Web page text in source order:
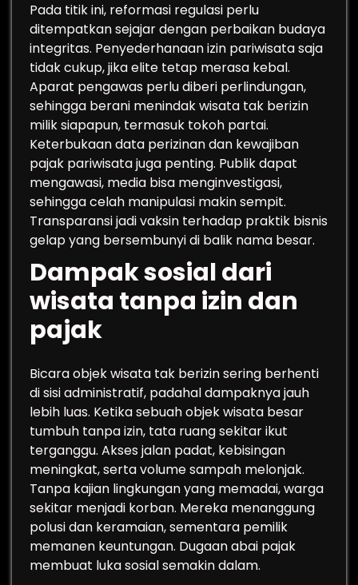
Pada titik ini, reformasi regulasi perlu
ditempatkan sejajar dengan perbaikan budaya
integritas. Penyederhanaan izin pariwisata saja
tidak cukup, jika elite tetap merasa kebal.
Aparat pengawas perlu diberi perlindungan,
sehingga berani menindak wisata tak berizin
milik siapapun, termasuk tokoh partai.
Keterbukaan data perizinan dan kewajiban
pajak pariwisata juga penting. Publik dapat
mengawasi, media bisa menginvestigasi,
sehingga celah manipulasi makin sempit.
Transparansi jadi vaksin terhadap praktik bisnis
gelap yang bersembunyi di balik nama besar.
Dampak sosial dari
wisata tanpa izin dan
pajak
Bicara objek wisata tak berizin sering berhenti
di sisi administratif, padahal dampaknya jauh
lebih luas. Ketika sebuah objek wisata besar
tumbuh tanpa izin, tata ruang sekitar ikut
terganggu. Akses jalan padat, kebisingan
meningkat, serta volume sampah melonjak.
Tanpa kajian lingkungan yang memadai, warga
sekitar menjadi korban. Mereka menanggung
polusi dan keramaian, sementara pemilik
memanen keuntungan. Dugaan abai pajak
membuat luka sosial semakin dalam.